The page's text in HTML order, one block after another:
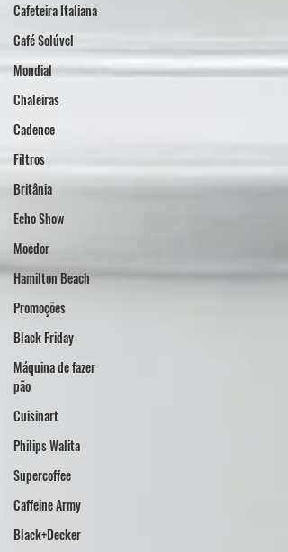
Cafeteira Italiana
Café Solúvel
Mondial
Chaleiras
Cadence
Filtros
Britânia
Echo Show
Moedor
Hamilton Beach
Promoções
Black Friday
Máquina de fazer
pão
Cuisinart
Philips Walita
Supercoffee
Caffeine Army
Black+Decker